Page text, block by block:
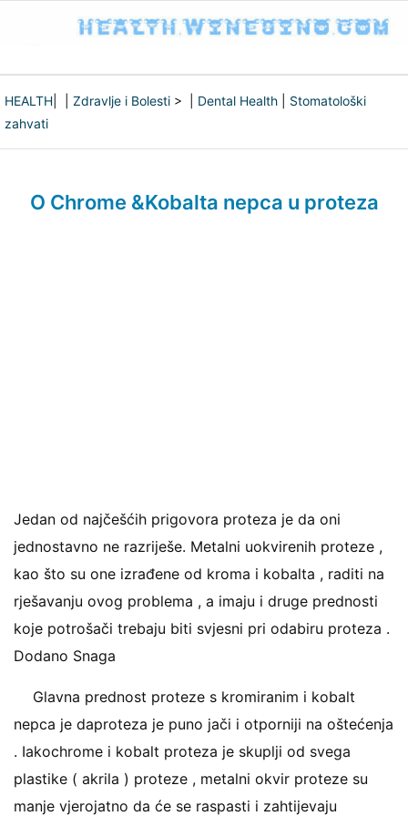
HEALTH Zdravlje i Bolesti > | Dental Health
Stomatološki
zahvati
O Chrome &Kobalta nepca u proteza
Jedan od najčešćih prigovora proteza je da oni
jednostavno ne razriješe. Metalni uokvirenih proteze ,
kao što su one izrađene od kroma i kobalta , raditi na
rješavanju ovog problema , a imaju i druge prednosti
koje potrošači trebaju biti svjesni pri odabiru proteza .
Dodano Snaga
Glavna prednost proteze s kromiranim i kobalt
nepca je daproteza je puno jači i otporniji na oštećenja
. Iakochrome i kobalt proteza je skuplji od svega
plastike ( akrila ) proteze , metalni okvir proteze su
manje vjerojatno da će se raspasti i zahtijevaju